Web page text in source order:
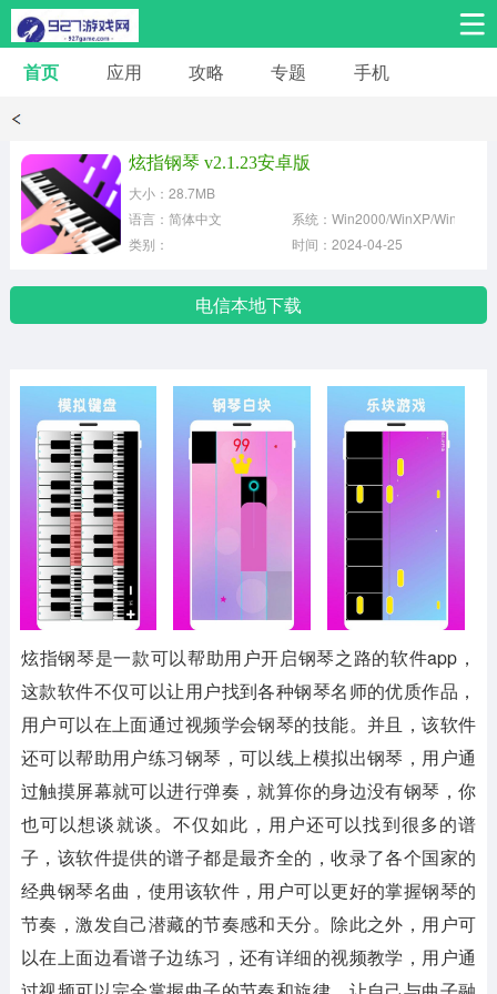
安卓手游 安卓应用
桌游棋牌
动作射击 益智休闲
首页 应用 攻略 专题 手机
炫指钢琴 v2.1.23安卓版
大小：28.7MB
语言：简体中文
系统：Win2000/WinXP/Win2003
类别：
时间：2024-04-25
电信本地下载
炫指钢琴是一款可以帮助用户开启钢琴之路的软件app，
这款软件不仅可以让用户找到各种钢琴名师的优质作品，
用户可以在上面通过视频学会钢琴的技能。并且，该软件
还可以帮助用户练习钢琴，可以线上模拟出钢琴，用户通
过触摸屏幕就可以进行弹奏，就算你的身边没有钢琴，你
也可以想谈就谈。不仅如此，用户还可以找到很多的谱
子，该软件提供的谱子都是最齐全的，收录了各个国家的
经典钢琴名曲，使用该软件，用户可以更好的掌握钢琴的
节奏，激发自己潜藏的节奏感和天分。除此之外，用户可
以在上面边看谱子边练习，还有详细的视频教学，用户通